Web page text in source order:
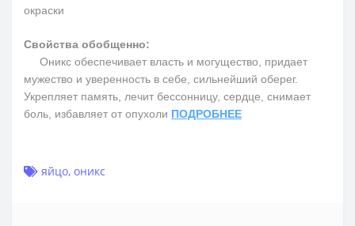
окраски
Свойства обобщенно:
Оникс обеспечивает власть и могущество, придает
мужество и уверенность в себе, сильнейший оберег.
Укрепляет память, лечит бессонницу, сердце, снимает
боль, избавляет от опухоли ПОДРОБНЕЕ
яйцо, оникс